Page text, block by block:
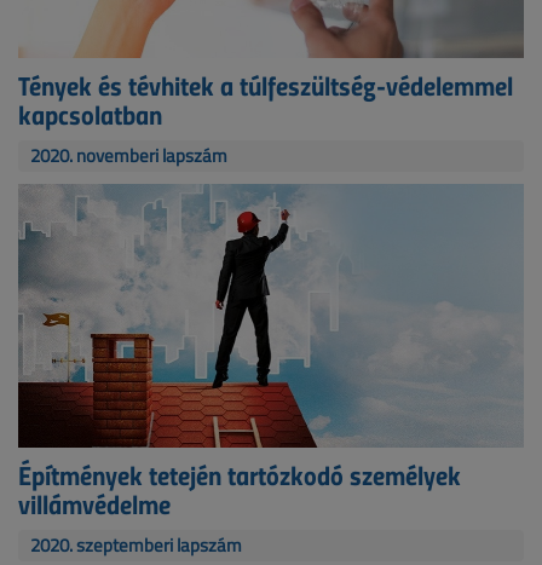
Tények és tévhitek a túlfeszültség-védelemmel
kapcsolatban
2020. novemberi lapszám
Építmények tetején tartózkodó személyek
villámvédelme
2020. szeptemberi lapszám